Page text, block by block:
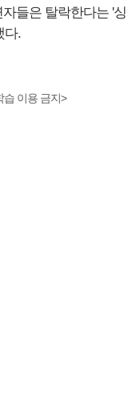
들은 탈락한다는 '싱
다.
이용 금지>